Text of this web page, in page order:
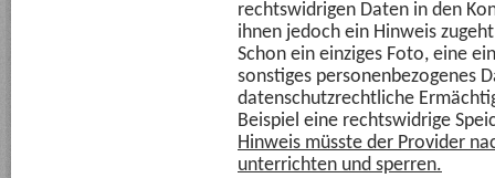
rechtswidrigen Daten in den
ihnen jedoch ein Hinweis
Schon ein einziges Foto, eine
sonstiges personenbezogenes
datenschutzrechtliche
Beispiel eine rechtswidrige
Hinweis müsste der Provider
unterrichten und sperren.